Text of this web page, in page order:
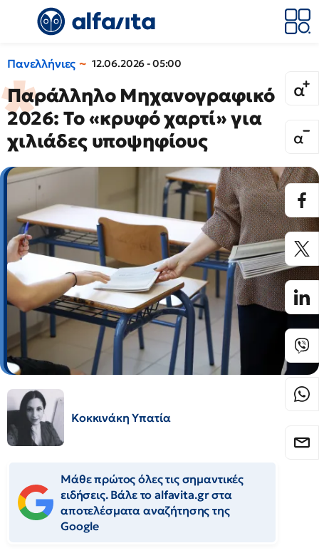
Πανελλήνιες 12.06.2026 - 05:00
Παράλληλο Μηχανογραφικό
2026: Το «κρυφό χαρτί» για
χιλιάδες υποψηφίους
Κοκκινάκη Υπατία
Μάθε πρώτος όλες τις σημαντικές
ειδήσεις. Βάλε το alfavita.gr στα
αποτελέσματα αναζήτησης της
Google